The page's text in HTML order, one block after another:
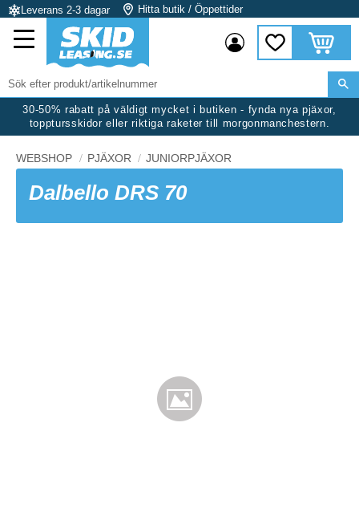
Meny
Leverans 2-3 dagar Hitta butik / Öppettider
Favoriter
Kundvagn
30-50% rabatt på väldigt mycket i butiken - fynda nya pjäxor,
topptursskidor eller riktiga raketer till morgonmanchestern.
WEBSHOP PJÄXOR JUNIORPJÄXOR
Dalbello DRS 70